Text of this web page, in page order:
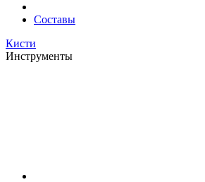
Составы
Кисти
Инструменты